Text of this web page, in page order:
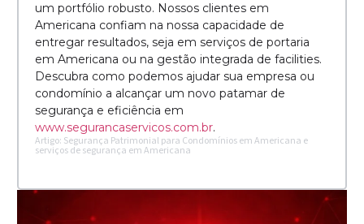
um portfólio robusto. Nossos clientes em
Americana confiam na nossa capacidade de
entregar resultados, seja em serviços de portaria
em Americana ou na gestão integrada de facilities.
Descubra como podemos ajudar sua empresa ou
condomínio a alcançar um novo patamar de
segurança e eficiência em
www.segurancaservicos.com.br.
Artigo: Segurança Patrimonial para Condomínios em Americana e
serviços de segurança em Americana